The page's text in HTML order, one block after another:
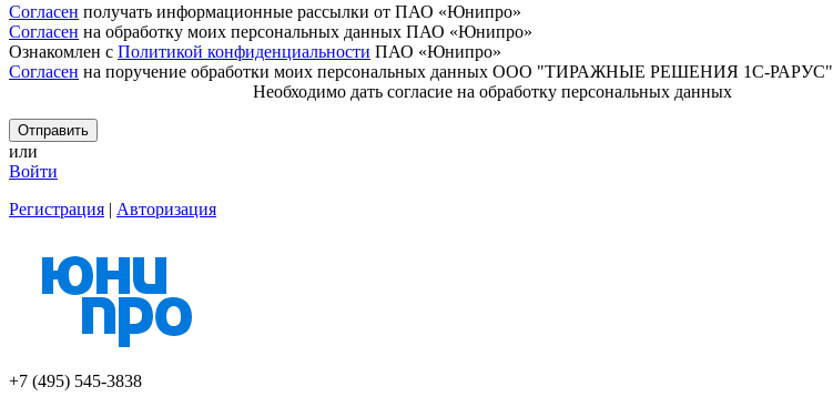
Согласен получать информационные рассылки от ПАО «Юнипро»
Согласен на обработку моих персональных данных ПАО «Юнипро»
Ознакомлен с Политикой конфиденциальности ПАО «Юнипро»
Согласен на поручение обработки моих персональных данных ООО "ТИРАЖНЫЕ РЕШЕНИЯ 1С-РАРУС"
Необходимо дать согласие на обработку персональных данных
или
Войти
Регистрация | Авторизация
+7 (495) 545-3838